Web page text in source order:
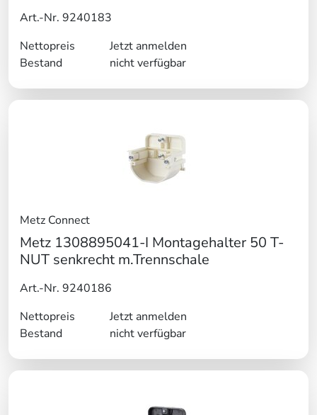
Art.-Nr. 9240183
Nettopreis
Jetzt anmelden
Bestand
nicht verfügbar
Metz Connect
Metz 1308895041-I Montagehalter 50 T-
NUT senkrecht m.Trennschale
Art.-Nr. 9240186
Nettopreis
Jetzt anmelden
Bestand
nicht verfügbar